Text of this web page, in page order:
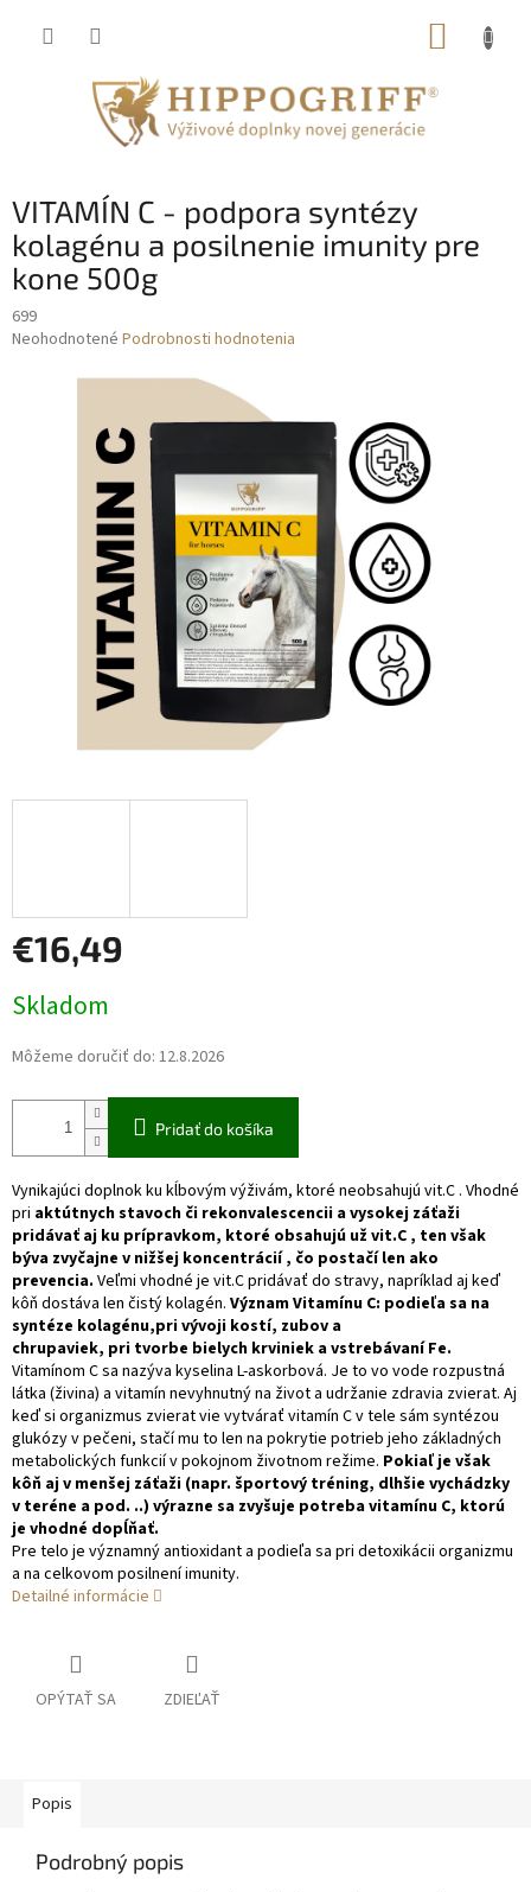
VITAMÍN C - podpora syntézy
kolagénu a posilnenie imunity pre
kone 500g
699
Priemerné
Neohodnotené Podrobnosti hodnotenia
€16,49
cena:
Skladom
Môžeme doručiť do: 12.8.2026
Pridať do košíka
Vynikajúci doplnok ku kĺbovým výživám, ktoré neobsahujú vit.C . Vhodné
pri aktútnych stavoch či rekonvalescencii a vysokej záťaži
pridávať aj ku prípravkom, ktoré obsahujú už vit.C , ten však
býva zvyčajne v nižšej koncentrácií , čo postačí len ako
prevencia. Veľmi vhodné je vit.C pridávať do stravy, napríklad aj keď
kôň dostáva len čistý kolagén. Význam Vitamínu C: podieľa sa na
syntéze kolagénu,pri vývoji kostí, zubov a
chrupaviek, pri tvorbe bielych krviniek a vstrebávaní Fe.
Vitamínom C sa nazýva kyselina L-askorbová. Je to vo vode rozpustná
látka (živina) a vitamín nevyhnutný na život a udržanie zdravia zvierat. Aj
keď si organizmus zvierat vie vytvárať vitamín C v tele sám syntézou
glukózy v pečeni, stačí mu to len na pokrytie potrieb jeho základných
metabolických funkcií v pokojnom životnom režime. Pokiaľ je však
kôň aj v menšej záťaži (napr. športový tréning, dlhšie vychádzky
v teréne a pod. ..) výrazne sa zvyšuje potreba vitamínu C, ktorú
je vhodné dopĺňať.
Pre telo je významný antioxidant a podieľa sa pri detoxikácii organizmu
a na celkovom posilnení imunity.
Detailné informácie
OPÝTAŤ SA ZDIEĽAŤ
Popis
Podrobný popis